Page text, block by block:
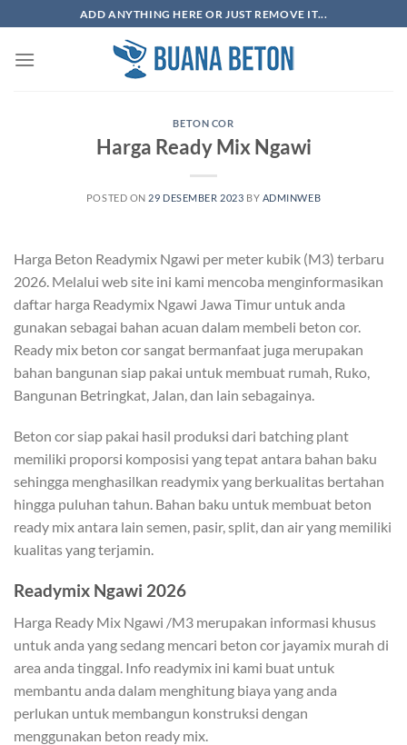
to
content
ADD ANYTHING HERE OR JUST REMOVE IT...
BETON COR
Harga Ready Mix Ngawi
POSTED ON 29 DESEMBER 2023 BY ADMINWEB
Harga Beton Readymix Ngawi per meter kubik (M3) terbaru
2026. Melalui web site ini kami mencoba menginformasikan
daftar harga Readymix Ngawi Jawa Timur untuk anda
gunakan sebagai bahan acuan dalam membeli beton cor.
Ready mix beton cor sangat bermanfaat juga merupakan
bahan bangunan siap pakai untuk membuat rumah, Ruko,
Bangunan Betringkat, Jalan, dan lain sebagainya.
Beton cor siap pakai hasil produksi dari batching plant
memiliki proporsi komposisi yang tepat antara bahan baku
sehingga menghasilkan readymix yang berkualitas bertahan
hingga puluhan tahun. Bahan baku untuk membuat beton
ready mix antara lain semen, pasir, split, dan air yang memiliki
kualitas yang terjamin.
Readymix Ngawi 2026
Harga Ready Mix Ngawi /M3 merupakan informasi khusus
untuk anda yang sedang mencari beton cor jayamix murah di
area anda tinggal. Info readymix ini kami buat untuk
membantu anda dalam menghitung biaya yang anda
perlukan untuk membangun konstruksi dengan
menggunakan beton ready mix.